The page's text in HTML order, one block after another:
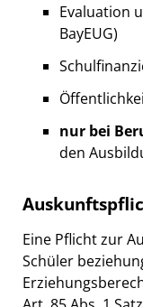
Evaluation
BayEUG)
nur bei
den
Eine Pflicht zur
Schüler